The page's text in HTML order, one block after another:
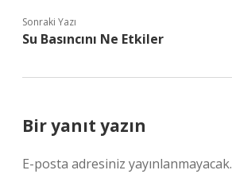
Sonraki Yazı
Su Basıncını Ne Etkiler
Bir yanıt yazın
E-posta adresiniz yayınlanmayacak.